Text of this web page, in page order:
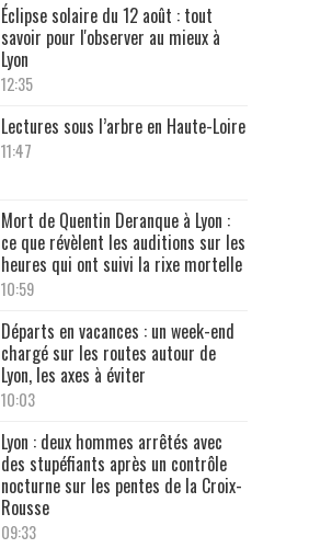
Éclipse solaire du 12 août : tout
savoir pour l'observer au mieux à
Lyon
12:35
Lectures sous l’arbre en Haute-Loire
11:47
Mort de Quentin Deranque à Lyon :
ce que révèlent les auditions sur les
heures qui ont suivi la rixe mortelle
10:59
Départs en vacances : un week-end
chargé sur les routes autour de
Lyon, les axes à éviter
10:03
Lyon : deux hommes arrêtés avec
des stupéfiants après un contrôle
nocturne sur les pentes de la Croix-
Rousse
09:33